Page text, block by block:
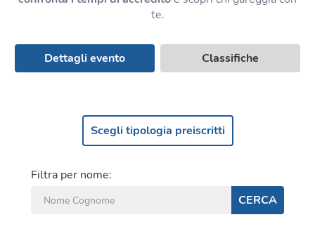
te.
Dettagli evento Classifiche
Scegli tipologia preiscritti
Filtra per nome:
CERCA